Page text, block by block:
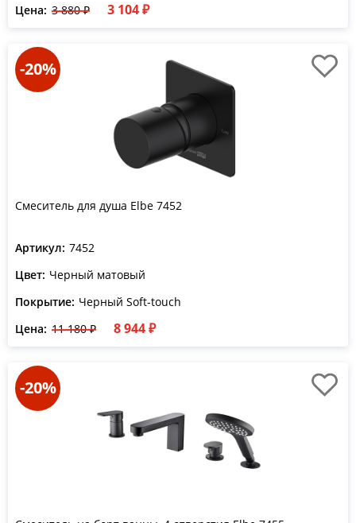
Цена: 3 880 ₽ 3 104 ₽
-20%
Смеситель для душа Elbe 7452
Артикул: 7452
Цвет: Черный матовый
Покрытие: Черный Soft-touch
Цена: 11 180 ₽ 8 944 ₽
-20%